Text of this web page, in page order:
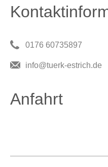
0176 60735897
info@tuerk-estrich.de
Anfahrt